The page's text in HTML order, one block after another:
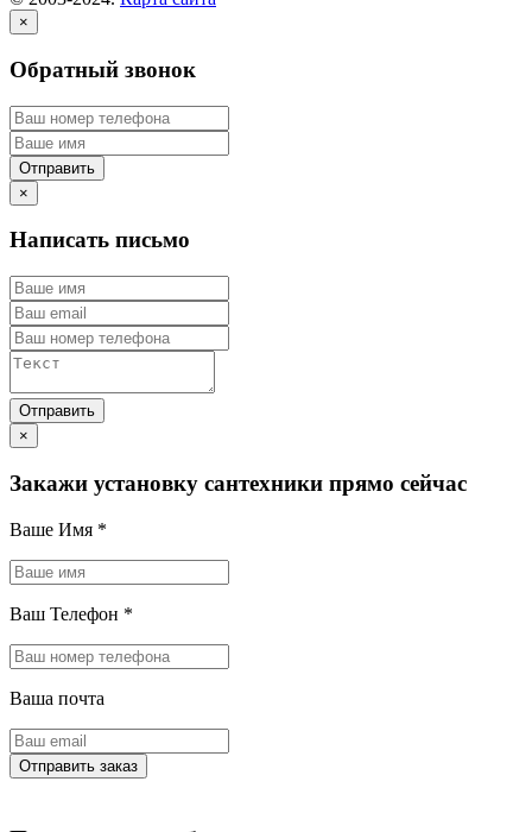
×
Обратный звонок
×
Написать письмо
×
Закажи установку сантехники прямо сейчас
Ваше Имя *
Ваш Телефон *
Ваша почта